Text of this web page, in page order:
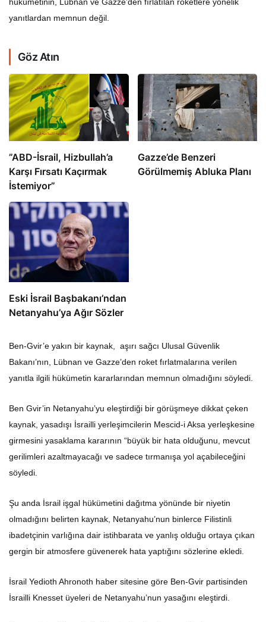
yanıtlardan memnun değil.
Göz Atın
​​​​​​​”ABD-İsrail, Hizbullah’a
Karşı Fırsatı Kaçırmak
İstemiyor”
​​​​​​​Gazze’de Benzeri
Görülmemiş Abluka Planı
Eski İsrail Başbakanı’ndan
Netanyahu’ya Ağır Sözler
Ben-Gvir’e yakın bir kaynak, aşırı sağcı Ulusal Güvenlik
Bakanı’nın, Lübnan ve Gazze’den roket fırlatmalarına verilen
yanıtla ilgili hükümetin kararlarından memnun olmadığını söyledi.
Ben Gvir’in Netanyahu’yu eleştirdiği bir görüşmeye dikkat çeken
kaynak, yasadışı İsrailli yerleşimcilerin Mescid-i Aksa yerleşkesine
girmesini yasaklama kararının “büyük bir hata olduğunu, mevcut
gerilimleri azaltmayacağı ve sadece tırmanışa yol açabileceğini
söyledi.
Şu anda İsrail işgal hükümetini dağıtma yönünde bir niyetin
olmadığını belirten kaynak, Netanyahu’nun binlerce Filistinli
ibadetçinin varlığına dair istihbarata ve yanlış olduğu ortaya çıkan
gergin bir atmosfere güvenerek hata yaptığını sözlerine ekledi.
İsrail Yedioth Ahronoth haber sitesine göre Ben-Gvir partisinden
İsrailli Knesset üyeleri de Netanyahu’nun yasağını eleştirdi.